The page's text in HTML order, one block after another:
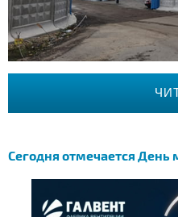
Сегодня отмечается День